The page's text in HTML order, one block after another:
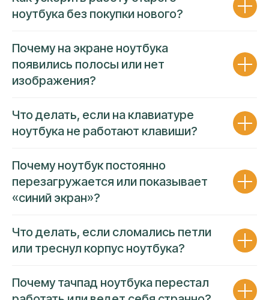
ноутбука без покупки нового?
Почему на экране ноутбука
появились полосы или нет
изображения?
Что делать, если на клавиатуре
ноутбука не работают клавиши?
Почему ноутбук постоянно
перезагружается или показывает
«синий экран»?
Что делать, если сломались петли
или треснул корпус ноутбука?
Почему тачпад ноутбука перестал
специалистов решает задачи
любой сложности
Работаем исключительно собственным
сервисного центра
За каждым направлением закреплен
собственный эксперт
надежности усулуг
НОУТБУКОВ СВОЕЙ КОМАНДОЙ